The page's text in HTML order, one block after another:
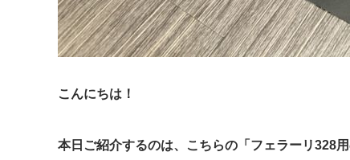
こんにちは！
本日ご紹介するのは、こちらの「フェラーリ328